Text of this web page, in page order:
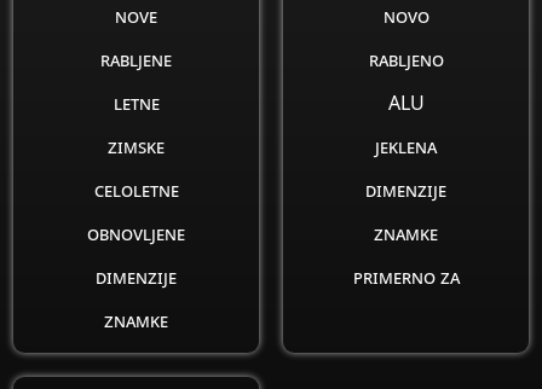
nove
rabljene
letne
zimske
celoletne
obnovljene
dimenzije
znamke
novo
rabljeno
ALU
jeklena
dimenzije
znamke
primerno za